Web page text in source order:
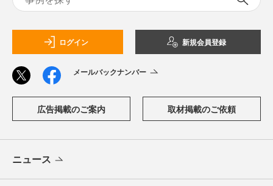
ログイン 新規会員登録
メールバックナンバー
広告掲載のご案内 取材掲載のご依頼
ニュース